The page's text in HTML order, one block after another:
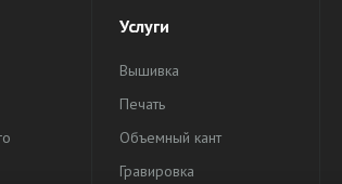
Услуги
Вышивка
Печать
Объемный кант
Гравировка